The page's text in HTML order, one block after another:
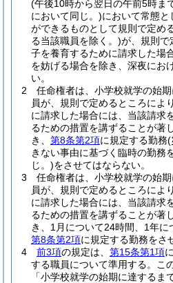
(午後10時から翌日の午前5時ま
において同じ。)において常態と
ができるものとして規則で定め
る当該職員を除く。)が、規則で
子を養育するために請求した場
を妨げる場合を除き、深夜にお
い。
2
任命権者は、小学校就学の始
員が、規則で定めるところによ
に請求した場合には、当該請求
るための措置を講ずることが著
き、 第8条第2項に規定する勤務(
きない事由に基づく臨時の勤務
じ。)をさせてはならない。
3
任命権者は、小学校就学の始
員が、規則で定めるところによ
に請求した場合には、当該請求
るための措置を講ずることが著
き、1月について24時間、1年に
第8条第2項に規定する勤務をさ
4
前3項の規定は、 第15条第1項
する職員について準用する。
こ
「小学校就学の始期に達するま